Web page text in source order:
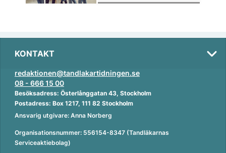
KONTAKT
redaktionen@tandlakartidningen.se
08 - 666 15 00
Besöksadress: Österlånggatan 43, Stockholm
Postadress: Box 1217, 111 82 Stockholm
Ansvarig utgivare: Anna Norberg
Organisationsnummer: 556154-8347 (Tandläkarnas
Serviceaktiebolag)